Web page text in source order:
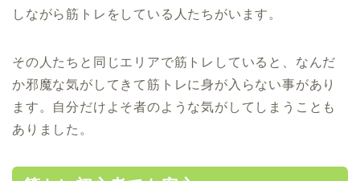
しながら筋トレをしている人たちがいます。
その人たちと同じエリアで筋トレしていると、なんだ
か邪魔な気がしてきて筋トレに身が入らない事があり
ます。自分だけよそ者のような気がしてしまうことも
ありました。